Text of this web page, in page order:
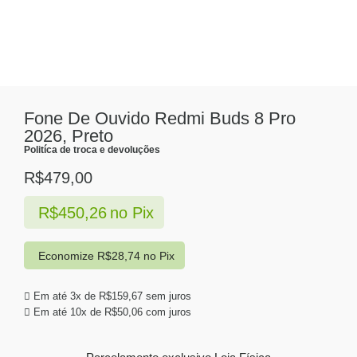
Fone De Ouvido Redmi Buds 8 Pro
2026, Preto
Politíca de troca e devoluções
R$479,00
Em até 3x de R$159,67 sem juros
Em até 10x de R$50,06 com juros
R$450,26 no Pix
Economize R$28,74no Pix